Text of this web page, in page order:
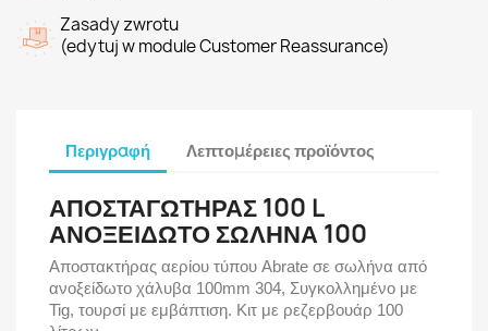
Zasady zwrotu
(edytuj w module Customer Reassurance)
Περιγραφή Λεπτομέρειες προϊόντος
ΑΠΟΣΤΑΓΩΤΗΡΑΣ 100 L
ΑΝΟΞΕΙΔΩΤΟ ΣΩΛΗΝΑ 100
Αποστακτήρας αερίου τύπου Abrate σε σωλήνα από
ανοξείδωτο χάλυβα 100mm 304, Συγκολλημένο με
Tig, τουρσί με εμβάπτιση. Κιτ με ρεζερβουάρ 100